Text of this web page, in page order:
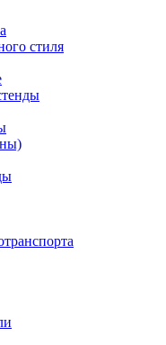
стиля